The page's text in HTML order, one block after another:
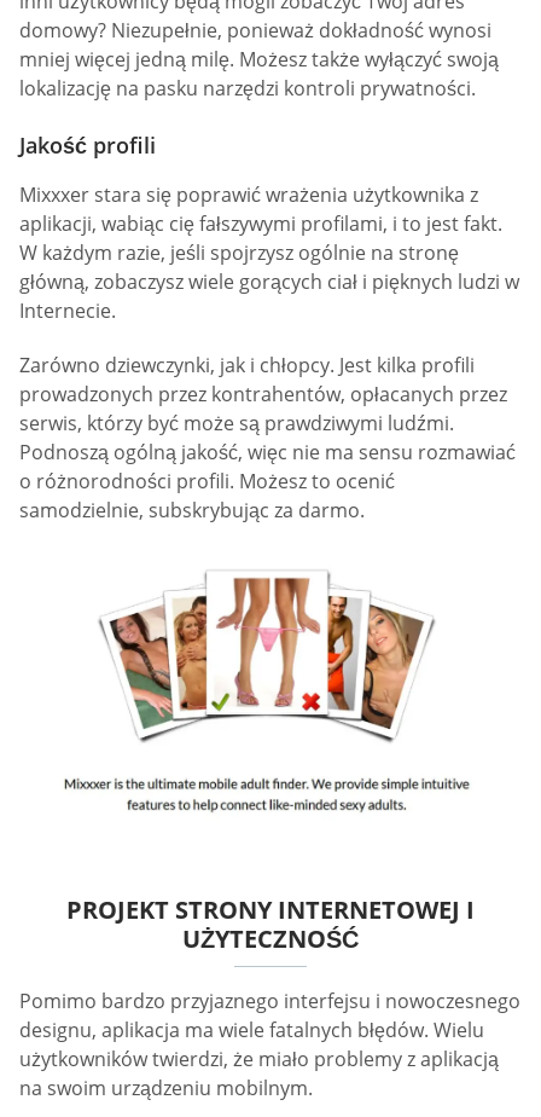
domowy? Niezupełnie, ponieważ dokładność wynosi
mniej więcej jedną milę. Możesz także wyłączyć swoją
lokalizację na pasku narzędzi kontroli prywatności.
Jakość profili
Mixxxer stara się poprawić wrażenia użytkownika z
aplikacji, wabiąc cię fałszywymi profilami, i to jest fakt.
W każdym razie, jeśli spojrzysz ogólnie na stronę
główną, zobaczysz wiele gorących ciał i pięknych ludzi w
Internecie.
Zarówno dziewczynki, jak i chłopcy. Jest kilka profili
prowadzonych przez kontrahentów, opłacanych przez
serwis, którzy być może są prawdziwymi ludźmi.
Podnoszą ogólną jakość, więc nie ma sensu rozmawiać
o różnorodności profili. Możesz to ocenić
samodzielnie, subskrybując za darmo.
PROJEKT STRONY INTERNETOWEJ I
UŻYTECZNOŚĆ
Pomimo bardzo przyjaznego interfejsu i nowoczesnego
designu, aplikacja ma wiele fatalnych błędów. Wielu
użytkowników twierdzi, że miało problemy z aplikacją
na swoim urządzeniu mobilnym.